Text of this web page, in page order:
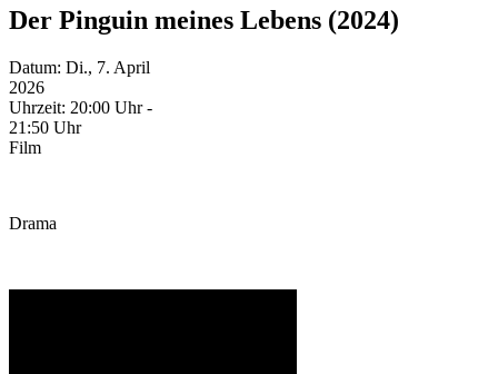
Der Pinguin meines Lebens (2024)
Datum: Di., 7. April
2026
Uhrzeit: 20:00 Uhr -
21:50 Uhr
Film
Drama